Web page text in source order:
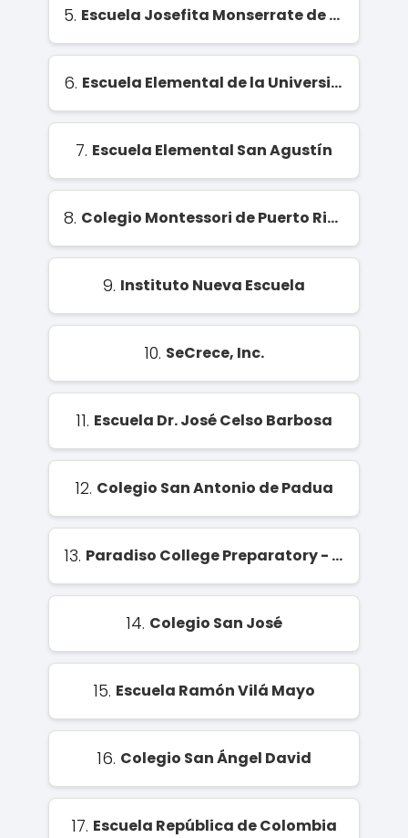
5. Escuela Josefita Monserrate de Sellés
6. Escuela Elemental de la Universidad de Puerto Rico (EEUPR)
7. Escuela Elemental San Agustín
8. Colegio Montessori de Puerto Rico (original)
9. Instituto Nueva Escuela
10. SeCrece, Inc.
11. Escuela Dr. José Celso Barbosa
12. Colegio San Antonio de Padua
13. Paradiso College Preparatory - Bilingual School in Rio Piedras
14. Colegio San José
15. Escuela Ramón Vilá Mayo
16. Colegio San Ángel David
17. Escuela República de Colombia